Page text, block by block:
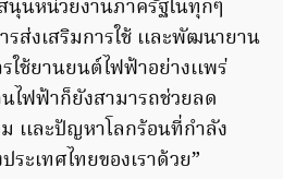
นหน่วยงานภาครัฐในทุกๆ
ส่งเสริมการใช้ เเละพัฒนายาน
ใช้ยานยนต์ไฟฟ้าอย่างเเพร่
นไฟฟ้าก็ยังสามารถช่วยลด
เเละปัญหาโลกร้อนที่กำลัง
ะเทศไทยของเราด้วย”